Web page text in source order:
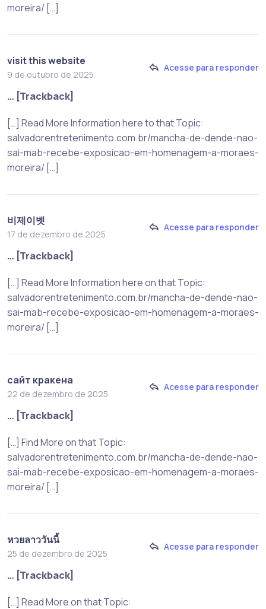
moreira/ […]
visit this website
9 de outubro de 2025
Acesse para responder
… [Trackback]
[…] Read More Information here to that Topic:
salvadorentretenimento.com.br/mancha-de-dende-nao-
sai-mab-recebe-exposicao-em-homenagem-a-moraes-
moreira/ […]
비제이벳
17 de dezembro de 2025
Acesse para responder
… [Trackback]
[…] Read More Information here on that Topic:
salvadorentretenimento.com.br/mancha-de-dende-nao-
sai-mab-recebe-exposicao-em-homenagem-a-moraes-
moreira/ […]
сайт кракена
22 de dezembro de 2025
Acesse para responder
… [Trackback]
[…] Find More on that Topic:
salvadorentretenimento.com.br/mancha-de-dende-nao-
sai-mab-recebe-exposicao-em-homenagem-a-moraes-
moreira/ […]
หวยลาววันนี้
25 de dezembro de 2025
Acesse para responder
… [Trackback]
[…] Read More on that Topic: